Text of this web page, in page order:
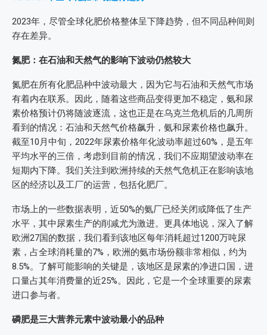
2023年，尽管全球化肥价格整体呈下降趋势，但不同品种间则
存在差异。
氮肥：在石油和天然气的影响下波动仍然较大
氮肥在所有化肥品种中波动最大，因为它与石油和天然气市场
有着内在联系。因此，随着这些商品变得更加不稳定，氨和尿
素价格预计仍将随波逐流，这也正是在乌克兰危机后的几周所
看到的情况：石油和天然气价格飙升，氨和尿素价格也飙升。
截至10月中旬，2022年尿素价格年化波动率超过60%，是五年
平均水平的三倍，考虑到目前的情况，我们不应期望波动率在
短期内下降。我们关注到欧洲持续的天然气危机正在影响该地
区的经济以及工厂的运营，包括化肥厂。
市场上的一些数据表明，近50%的氨厂已经关闭或降低了生产
水平，其中尿素生产的削减尤为激进。更具体地说，深入了解
欧洲27国的数据，我们看到该地区每年消耗超过1200万吨尿
素，占全球消耗量的7%，欧洲的氨市场份额非常相似，约为
8.5%。了解可能影响的关键是，该地区是尿素的净进口国，进
口量占其年消费量的近25%。因此，它是一个全球重要的尿素
进口参与者。
磷肥是三大营养元素中波动最小的品种